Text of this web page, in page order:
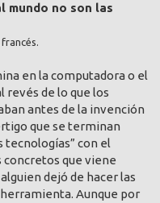
mundo no son las
en la computadora o el
revés de lo que los
antes de la invención
que se terminan
tecnologías” con el
concretos que viene
dejó de hacer las
herramienta. Aunque por